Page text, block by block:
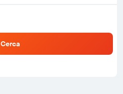
Cerca